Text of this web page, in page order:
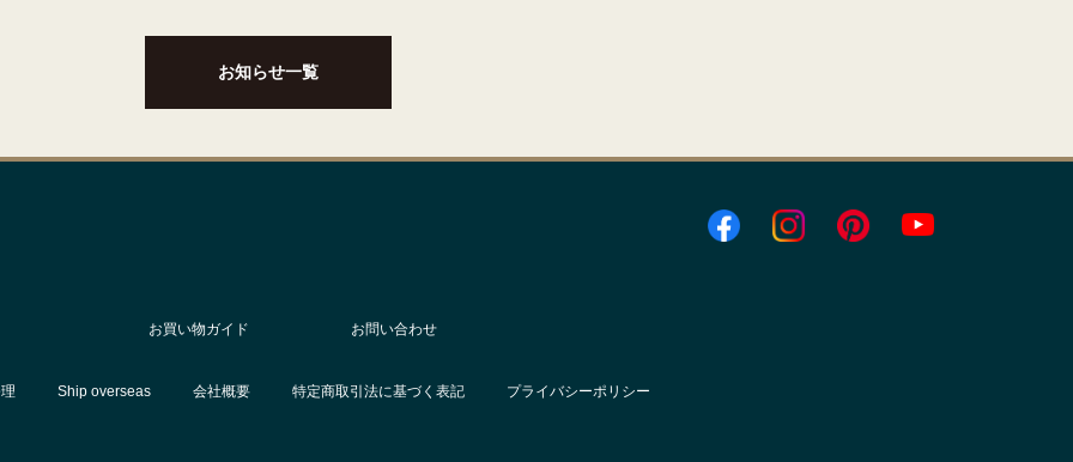
お知らせ一覧
お買い物ガイド お問い合わせ
Ship overseas 会社概要 特定商取引法に基づく表記 プライバシーポリシー